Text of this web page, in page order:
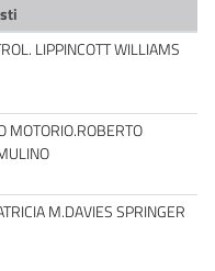
LIPPINCOTT WILLIAMS
MOTORIO.ROBERTO
M.DAVIES SPRINGER